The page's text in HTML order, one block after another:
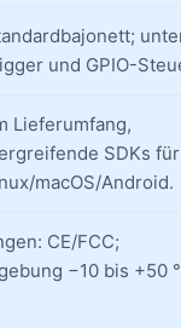
und GPIO-
Lieferumfang,
SDKs für
macOS/Android.
CE/FCC;
−10 bis +50